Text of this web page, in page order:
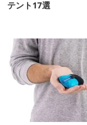
テント17選